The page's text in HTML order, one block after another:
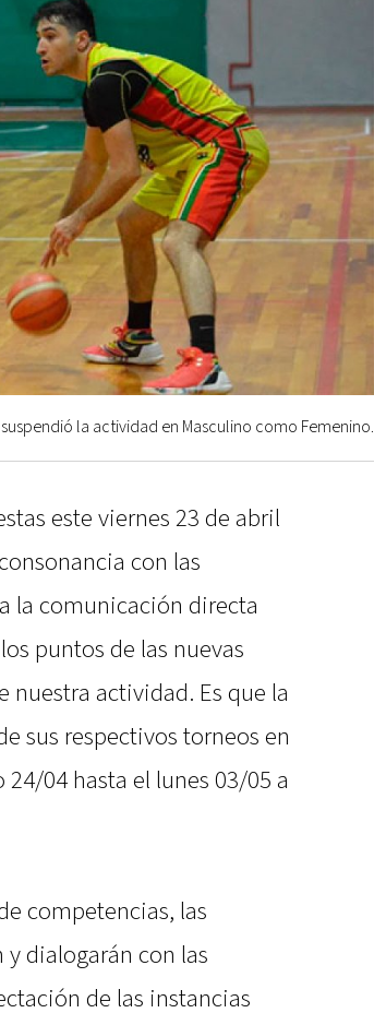
la actividad en Masculino como Femenino.
este viernes 23 de abril
con las
la comunicación directa
puntos de las nuevas
nuestra actividad. Es que la
sus respectivos torneos en
04 hasta el lunes 03/05 a
competencias, las
y dialogarán con las
de las instancias